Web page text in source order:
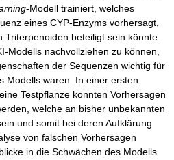
-Modell trainiert, welches
eines CYP-Enzyms vorhersagt,
beteiligt sein könnte.
Modells nachvollziehen zu können,
der Sequenzen wichtig für
Modells waren. In einer ersten
Testpflanze konnten Vorhersagen
welche an bisher unbekannten
und somit bei deren Aufklärung
von falschen Vorhersagen
in die Schwächen des Modells